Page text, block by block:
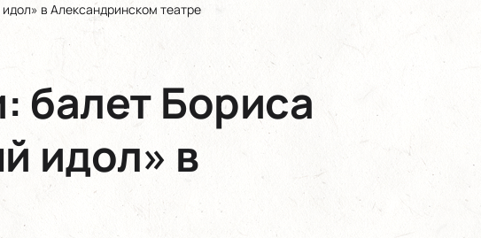
в Александринском театре
балет Бориса
идол» в